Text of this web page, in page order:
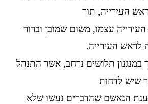
העירייה, תוך
עצמו, משום שמובן וברור
לראש העירייה.
במנגנון תלושים נרחב, אשר התנהל
שיש לדחות
הנאשם שהדברים נעשו שלא